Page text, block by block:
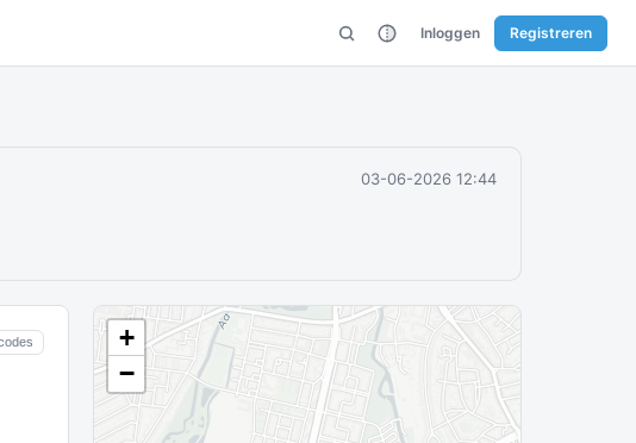
Inloggen Registreren
03-06-2026 12:44
+
−